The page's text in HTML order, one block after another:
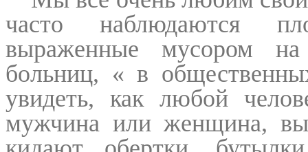
часто наблюдаются
выраженные мусором на
больниц, « в
увидеть, как любой
мужчина или женщина,